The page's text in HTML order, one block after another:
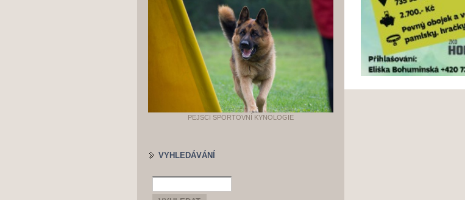
PEJSCI SPORTOVNÍ KYNOLOGIE
VYHLEDÁVÁNÍ